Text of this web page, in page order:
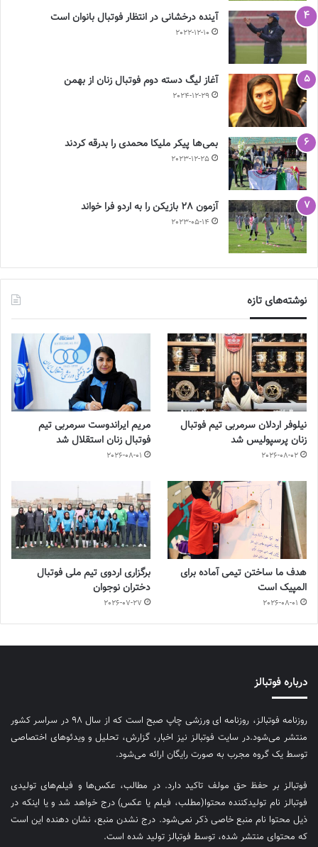
آینده درخشانی در انتظار فوتبال بانوان است
2022-12-10
آغاز لیگ دسته دوم فوتبال زنان از بهمن
2024-12-29
بمی‌ها پیکر ملیکا محمدی را بدرقه کردند
2023-12-25
آزمون 28 بازیکن را به اردو فرا خواند
2023-05-14
نوشته‌های تازه
نیلوفر اردلان سرمربی تیم فوتبال
زنان پرسپولیس شد
2026-08-02
مریم ایراندوست سرمربی تیم
فوتبال زنان استقلال شد
2026-08-01
هدف ما ساختن تیمی آماده برای
المپیک است
2026-08-01
برگزاری اردوی تیم ملی فوتبال
دختران نوجوان
2026-07-27
درباره فوتبالز
روزنامه فوتبالز، روزنامه ای ورزشی چاپ صبح است که از سال ۹۸ در سراسر کشور
منتشر می‌شود.در سایت فوتبالز نیز اخبار، گزارش، تحلیل و ویدئوهای اختصاصی
توسط یک گروه مجرب به صورت رایگان ارائه می‌شود.
فوتبالز بر حفظ حق مولف تاکید دارد. در مطالب، عکس‌ها و فیلم‌های تولیدی
فوتبالز نام تولیدکننده محتوا(مطلب، فیلم یا عکس) درج خواهد شد و یا اینکه در
ذیل محتوا نام منبع خاصی ذکر نمی‌‎شود. درج نشدن منبع، نشان دهنده این است
که محتوای منتشر شده، توسط فوتبالز تولید شده است.